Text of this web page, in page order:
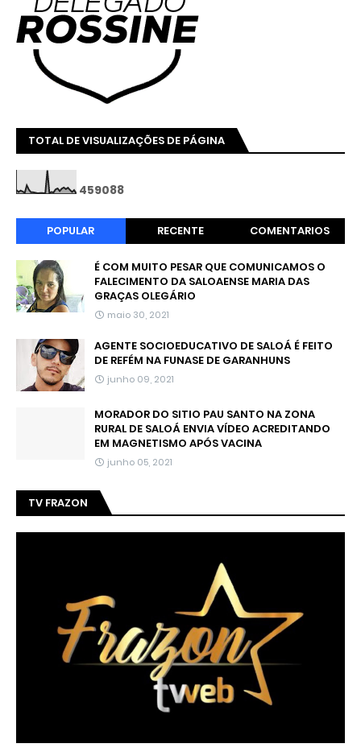
TOTAL DE VISUALIZAÇÕES DE PÁGINA
459088
POPULAR RECENTE COMENTARIOS
É COM MUITO PESAR QUE COMUNICAMOS O
FALECIMENTO DA SALOAENSE MARIA DAS
GRAÇAS OLEGÁRIO
maio 30, 2021
AGENTE SOCIOEDUCATIVO DE SALOÁ É FEITO
DE REFÉM NA FUNASE DE GARANHUNS
junho 09, 2021
MORADOR DO SITIO PAU SANTO NA ZONA
RURAL DE SALOÁ ENVIA VÍDEO ACREDITANDO
EM MAGNETISMO APÓS VACINA
junho 05, 2021
TV FRAZON